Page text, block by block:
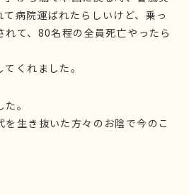
病院運ばれたらしいけど、乗っ
れて、80名程の全員死亡やったら
くれました。
。
生き抜いた方々のお陰で今のこ